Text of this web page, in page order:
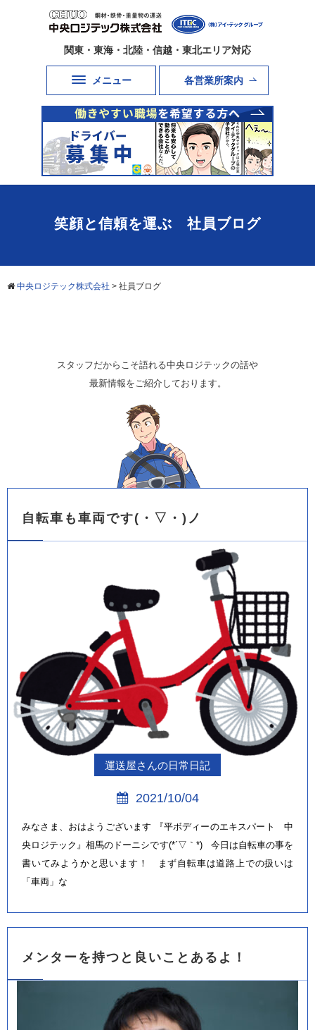
関東・東海・北陸・信越・東北エリア対応
メニュー 各営業所案内
笑顔と信頼を運ぶ 社員ブログ
中央ロジテック株式会社 > 社員ブログ
スタッフだからこそ語れる中央ロジテックの話や
最新情報をご紹介しております。
自転車も車両です(・▽・)ノ
運送屋さんの日常日記
2021/10/04
みなさま、おはようございます 『平ボディーのエキスパート 中
央ロジテック』相馬のドーニシです(*´▽｀*) 今日は自転車の事を
書いてみようかと思います！ まず自転車は道路上での扱いは
「車両」な
メンターを持つと良いことあるよ！